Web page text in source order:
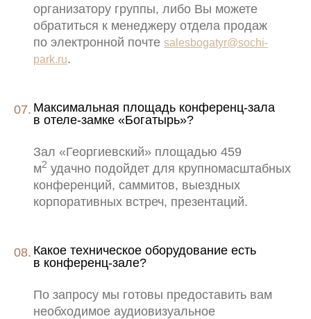
организатору группы, либо Вы можете
обратиться к менеджеру отдела продаж
по электронной почте salesbogatyr@sochi-
park.ru.
Максимальная площадь конференц-зала
в отеле-замке «Богатырь»?
Зал «Георгиевский» площадью 459
м2 удачно подойдет для крупномасштабных
конференций, саммитов, выездных
корпоративных встреч, презентаций.
Какое техническое оборудование есть
в конференц-зале?
По запросу мы готовы предоставить вам
необходимое аудиовизуальное